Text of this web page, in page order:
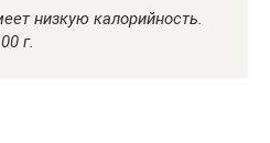
низкую калорийность.
г.